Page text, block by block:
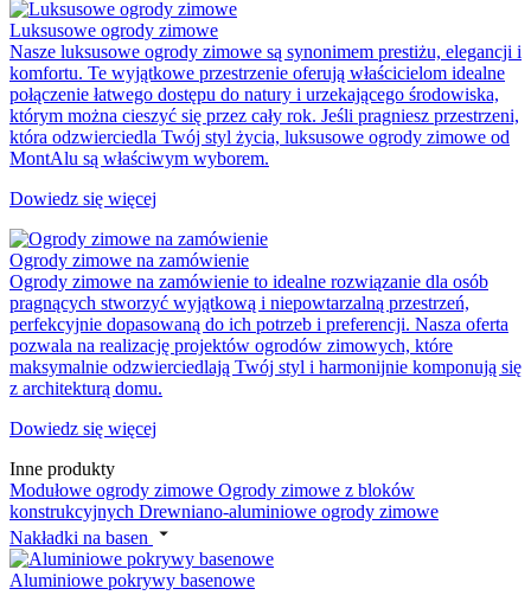
Luksusowe ogrody zimowe
Nasze luksusowe ogrody zimowe są synonimem prestiżu, elegancji i
komfortu. Te wyjątkowe przestrzenie oferują właścicielom idealne
połączenie łatwego dostępu do natury i urzekającego środowiska,
którym można cieszyć się przez cały rok. Jeśli pragniesz przestrzeni,
która odzwierciedla Twój styl życia, luksusowe ogrody zimowe od
MontAlu są właściwym wyborem.
Dowiedz się więcej
Ogrody zimowe na zamówienie
Ogrody zimowe na zamówienie to idealne rozwiązanie dla osób
pragnących stworzyć wyjątkową i niepowtarzalną przestrzeń,
perfekcyjnie dopasowaną do ich potrzeb i preferencji. Nasza oferta
pozwala na realizację projektów ogrodów zimowych, które
maksymalnie odzwierciedlają Twój styl i harmonijnie komponują się
z architekturą domu.
Dowiedz się więcej
Inne produkty
Modułowe ogrody zimowe Ogrody zimowe z bloków
konstrukcyjnych Drewniano-aluminiowe ogrody zimowe
Nakładki na basen
Aluminiowe pokrywy basenowe